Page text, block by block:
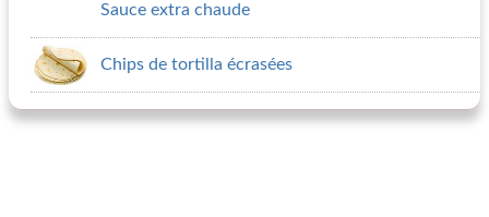
Sauce extra chaude
Chips de tortilla écrasées